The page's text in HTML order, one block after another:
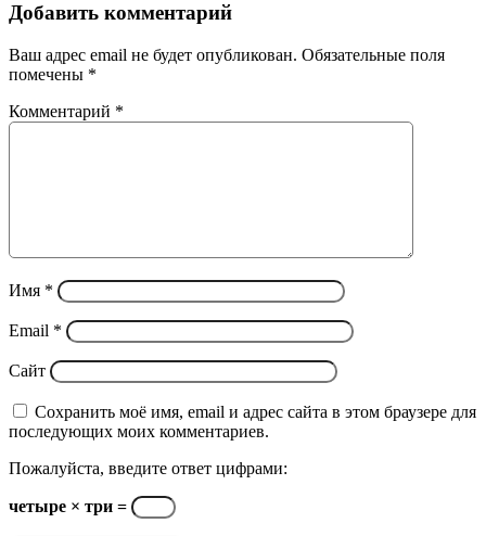
Добавить комментарий
Ваш адрес email не будет опубликован. Обязательные поля
помечены *
Комментарий *
Имя *
Email *
Сайт
Сохранить моё имя, email и адрес сайта в этом браузере для
последующих моих комментариев.
Пожалуйста, введите ответ цифрами:
четыре × три =